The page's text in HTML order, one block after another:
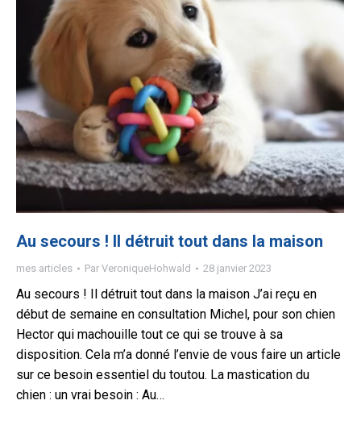
Au secours ! Il détruit tout dans la maison
mes articles Par VeroniqueHohwald 28 janvier 2023
Au secours ! Il détruit tout dans la maison J’ai reçu en
début de semaine en consultation Michel, pour son chien
Hector qui machouille tout ce qui se trouve à sa
disposition. Cela m’a donné l’envie de vous faire un article
sur ce besoin essentiel du toutou. La mastication du
chien : un vrai besoin : Au…